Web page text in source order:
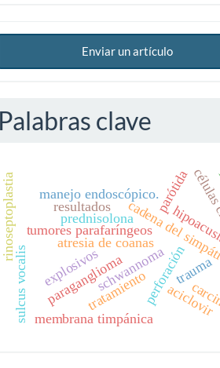
Enviar un artículo
Palabras clave
schwannoma
paraganglioma
tumores parafaríngeoscadena del
atresia de coanas
manejo endoscópico.
perforación
membrana timpánica
trauma
explosivos
sulcus vocalis tratamiento
prednisolona
aciclovir
parótida
rinoseptoplastia resultados